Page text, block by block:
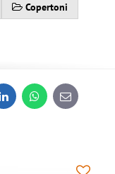
Copertoni
LinkedInWhatsApp
E-
mail